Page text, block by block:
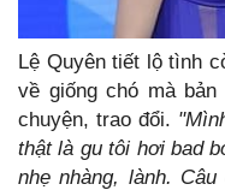
Lệ Quyên tiết lộ tình
về giống chó mà
chuyện, trao đổi.
thật là gu tôi hơi bad
nhẹ nhàng, lành.